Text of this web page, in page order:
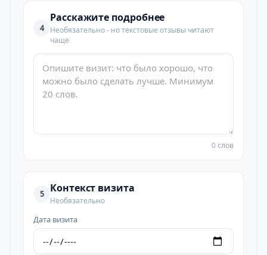
4
Расскажите подробнее
Необязательно - но текстовые отзывы читают
чаще
0 слов
5 Контекст визита
Необязательно
Дата визита